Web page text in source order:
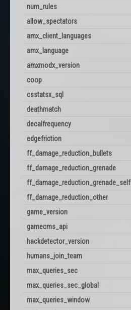
num_rules
allow_spectators
amx_client_languages
amx_language
amxmodx_version
coop
csstatsx_sql
deathmatch
decalfrequency
edgefriction
ff_damage_reduction_bullets
ff_damage_reduction_grenade
ff_damage_reduction_grenade_self
ff_damage_reduction_other
game_version
gamecms_api
hackdetector_version
humans_join_team
max_queries_sec
max_queries_sec_global
max_queries_window